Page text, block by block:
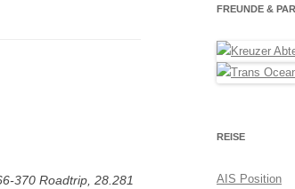
PANTRY UND HAUSHALT
AMATEURFUNK – EINBAU UND
370 Roadtrip, 28.281
FREUNDE &
REISE
AIS Position